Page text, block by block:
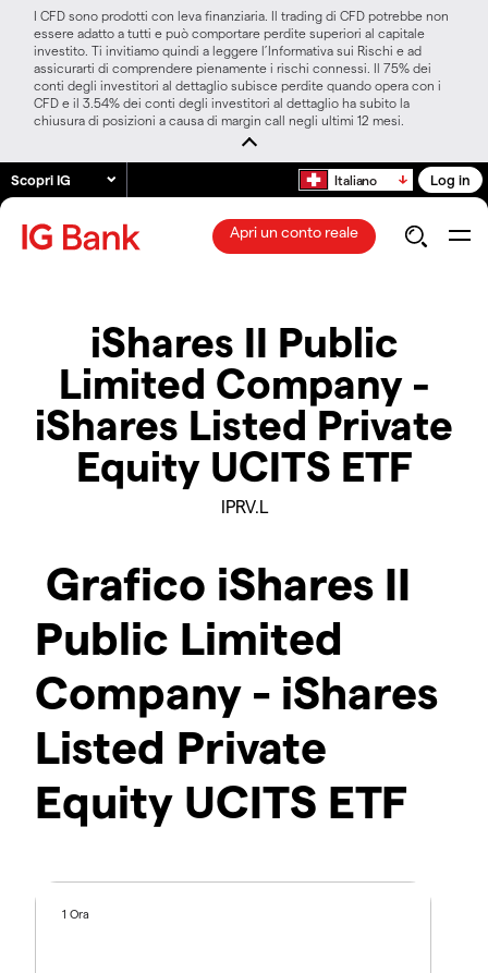
I CFD sono prodotti con leva finanziaria. Il trading di CFD potrebbe non
essere adatto a tutti e può comportare perdite superiori al capitale
investito. Ti invitiamo quindi a leggere l’Informativa sui Rischi e ad
assicurarti di comprendere pienamente i rischi connessi. Il 75% dei
conti degli investitori al dettaglio subisce perdite quando opera con i
CFD e il 3.54% dei conti degli investitori al dettaglio ha subito la
chiusura di posizioni a causa di margin call negli ultimi 12 mesi.
Scopri IG Italiano Log in
Apri un conto reale
iShares II Public
Limited Company -
iShares Listed Private
Equity UCITS ETF
IPRV.L
Grafico iShares II
Public Limited
Company - iShares
Listed Private
Equity UCITS ETF
1 Ora